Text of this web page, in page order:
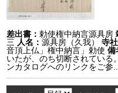
差出書：勅使権中納言源具房
三 人名：源具房（久我） 寺
音頂上仏」権中納言」勅使 備
いたが、のち切断されている。
ンカタログへのリンクをご参...